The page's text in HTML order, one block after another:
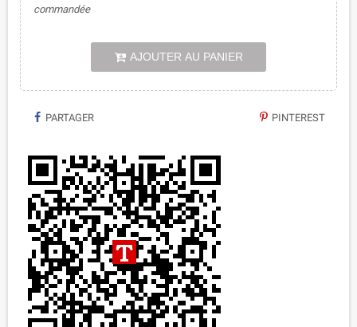
commandée
AJOUTER AU PANIER
PARTAGER PINTEREST